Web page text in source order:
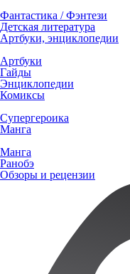
Фантастика / Фэнтези
Детская литература
Артбуки, энциклопедии
Артбуки
Гайды
Энциклопедии
Комиксы
Супергероика
Манга
Манга
Ранобэ
Обзоры и рецензии